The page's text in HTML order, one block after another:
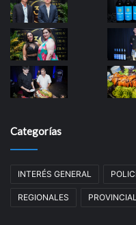
Categorías
INTERÉS GENERAL
REGIONALES